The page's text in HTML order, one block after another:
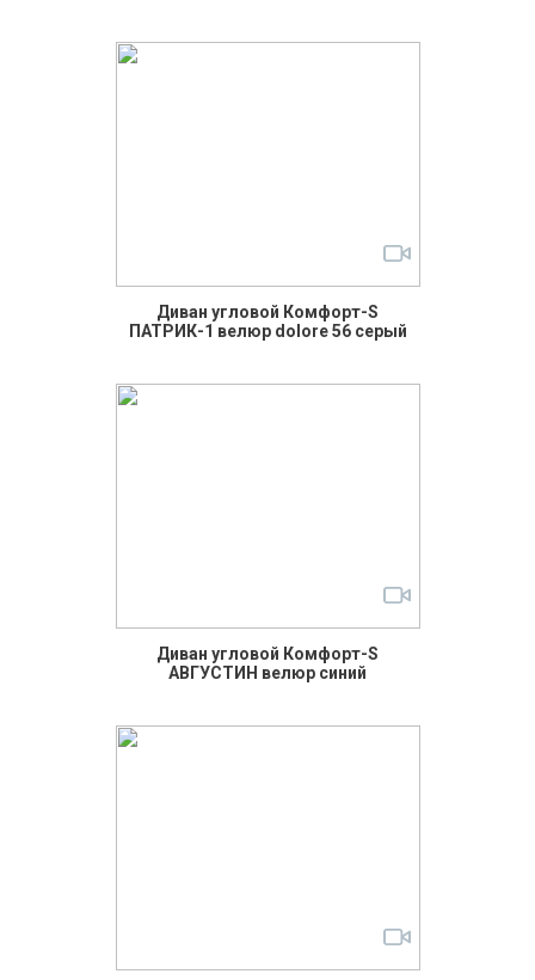
Диван угловой Комфорт-S
ПАТРИК-1 велюр dolore 56 серый
Диван угловой Комфорт-S
АВГУСТИН велюр синий